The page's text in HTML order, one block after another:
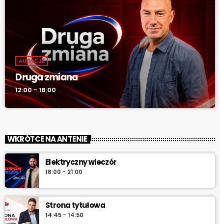
AUDYCJE
Druga zmiana
12:00 - 18:00
WKRÓTCE NA ANTENIE
Elektryczny wieczór
18:00 - 21:00
Strona tytułowa
14:45 - 14:50